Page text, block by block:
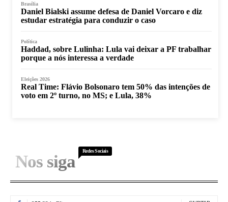
Brasília
Daniel Bialski assume defesa de Daniel Vorcaro e diz
estudar estratégia para conduzir o caso
Política
Haddad, sobre Lulinha: Lula vai deixar a PF trabalhar
porque a nós interessa a verdade
Eleições 2026
Real Time: Flávio Bolsonaro tem 50% das intenções de
voto em 2º turno, no MS; e Lula, 38%
Nos siga
Redes Sociais